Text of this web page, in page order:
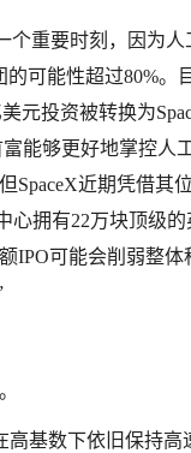
重要时刻，因为人
可能性超过80%。
元投资被转换为
能够更好地掌控人
SpaceX近期凭借其
心拥有22万块顶级
IPO可能会削弱整
高基数下依旧保持